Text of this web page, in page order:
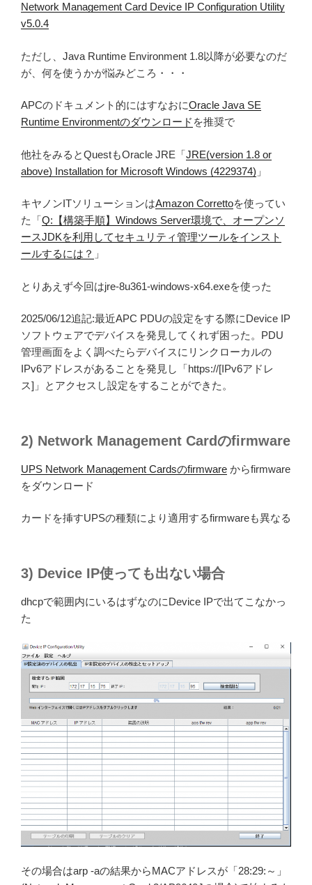
Network Management Card Device IP Configuration Utility
v5.0.4
ただし、Java Runtime Environment 1.8以降が必要なのだ
が、何を使うかが悩みどころ・・・
APCのドキュメント的にはすなおにOracle Java SE
Runtime Environmentのダウンロード を推奨で
他社をみるとQuestもOracle JRE「JRE(version 1.8 or
above) Installation for Microsoft Windows (4229374) 」
キヤノンITソリューションはAmazon Correttoを使ってい
た「Q:【構築手順】Windows Server環境で、オープンソ
ースJDKを利用してセキュリティ管理ツールをインスト
ールするには？ 」
とりあえず今回はjre-8u361-windows-x64.exeを使った
2025/06/12追記:最近APC PDUの設定をする際にDevice IP
ソフトウェアでデバイスを発見してくれず困った。PDU
管理画面をよく調べたらデバイスにリンクローカルの
IPv6アドレスがあることを発見し「https://[IPv6アドレ
ス]」とアクセスし設定をすることができた。
2) Network Management Cardのfirmware
UPS Network Management Cardsのfirmware からfirmware
をダウンロード
カードを挿すUPSの種類により適用するfirmwareも異なる
3) Device IP使っても出ない場合
dhcpで範囲内にいるはずなのにDevice IPで出てこなかっ
た
その場合はarp -aの結果からMACアドレスが「28:29:～」